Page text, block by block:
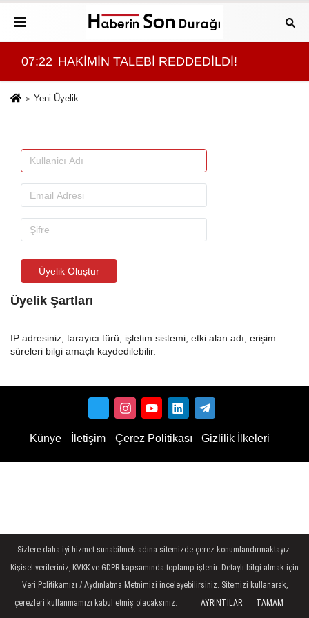
07:22 HAKİMİN TALEBİ REDDEDİLDİ!
Yeni Üyelik
Üyelik Oluştur
Üyelik Şartları
IP adresiniz, tarayıcı türü, işletim sistemi, etki alan adı, erişim
süreleri bilgi amaçlı kaydedilebilir.
Künye İletişim Çerez Politikası Gizlilik İlkeleri
Sizlere daha iyi hizmet sunabilmek adına sitemizde çerez konumlandırmaktayız.
Kişisel verileriniz, KVKK ve GDPR kapsamında toplanıp işlenir. Detaylı bilgi almak için
Veri Politikamızı / Aydınlatma Metnimizi inceleyebilirsiniz. Sitemizi kullanarak,
çerezleri kullanmamızı kabul etmiş olacaksınız.
AYRINTILAR TAMAM